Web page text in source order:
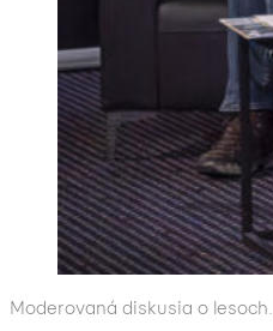
Moderovaná diskusia o lesoch.